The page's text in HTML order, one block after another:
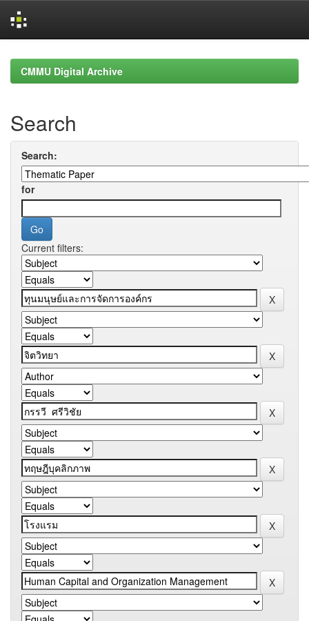
navigationCMMU Digital Archive
Search
Search:
for
Current filters: